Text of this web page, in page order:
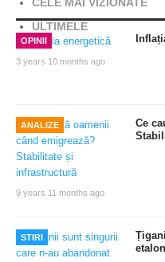
ULTIMELE
OPINII
3 years 10 months ago
ANALIZE
9 years 11 months ago
Ce
STIRI